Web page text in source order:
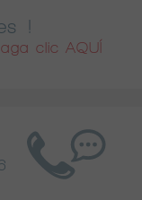
!
clic AQUÍ